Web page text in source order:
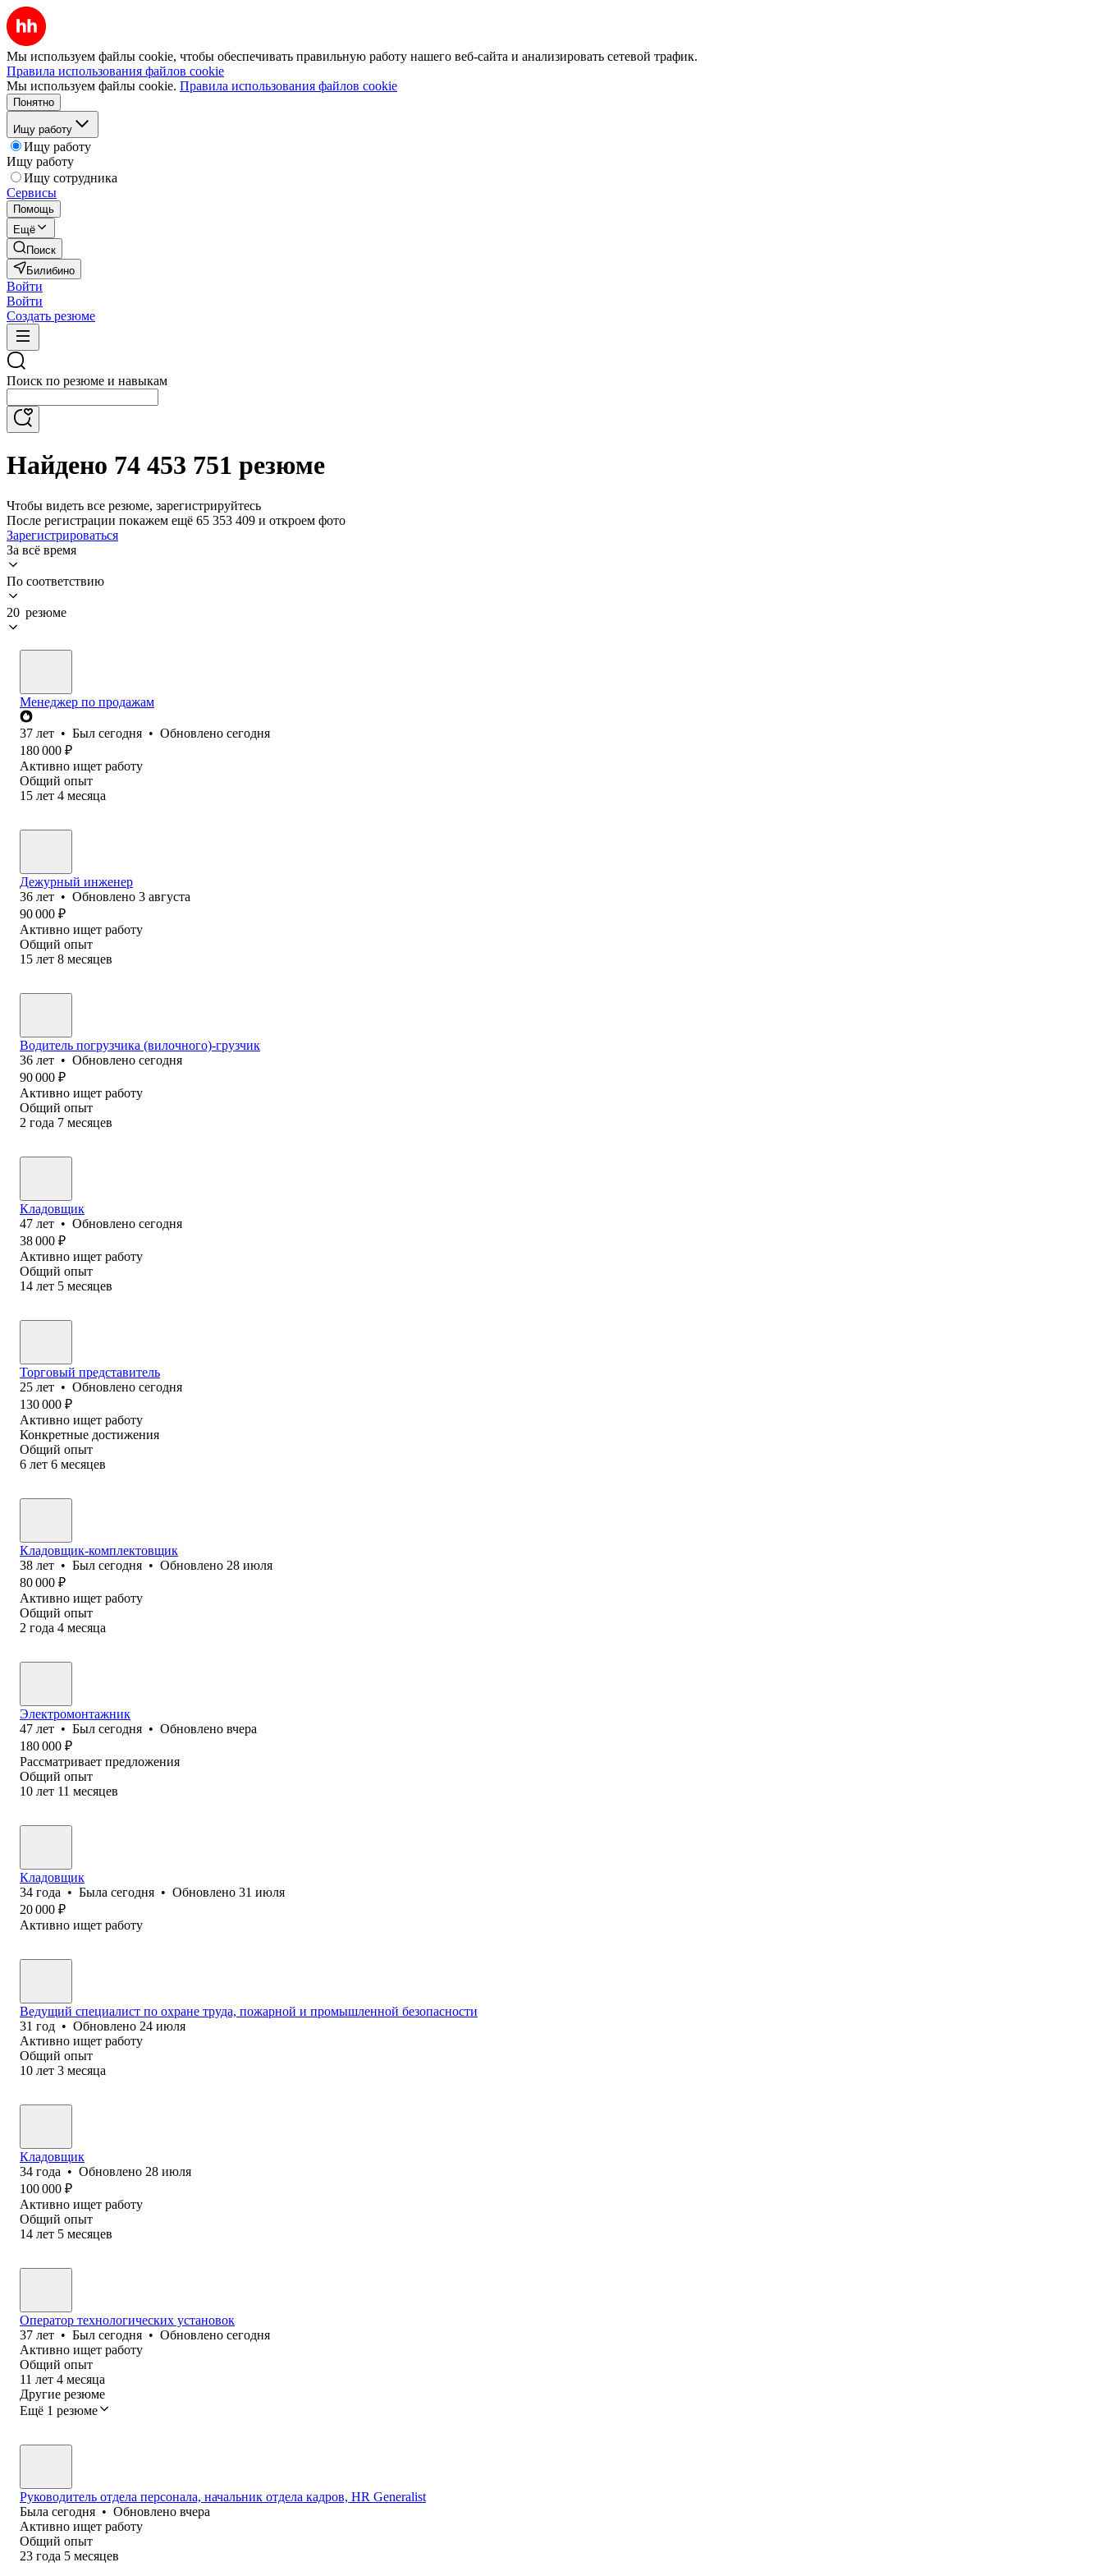
Мы используем файлы cookie, чтобы обеспечивать правильную работу нашего веб-сайта и анализировать сетевой трафик.
Правила использования файлов cookie
Мы используем файлы cookie. Правила использования файлов cookie
Понятно
Ищу работу
Ищу работу
Ищу работу
Ищу сотрудника
Сервисы
Помощь
Ещё
Поиск
Билибино
Войти
Войти
Создать резюме
Поиск по резюме и навыкам
Найдено 74 453 751 резюме
Чтобы видеть все резюме, зарегистрируйтесь
После регистрации покажем ещё 65 353 409 и откроем фото
Зарегистрироваться
За всё время
По соответствию
20 резюме
Менеджер по продажам
37 лет • Был сегодня • Обновлено сегодня
180 000 ₽
Активно ищет работу
Общий опыт
15 лет 4 месяца
Дежурный инженер
36 лет • Обновлено 3 августа
90 000 ₽
Активно ищет работу
Общий опыт
15 лет 8 месяцев
Водитель погрузчика (вилочного)-грузчик
36 лет • Обновлено сегодня
90 000 ₽
Активно ищет работу
Общий опыт
2 года 7 месяцев
Кладовщик
47 лет • Обновлено сегодня
38 000 ₽
Активно ищет работу
Общий опыт
14 лет 5 месяцев
Торговый представитель
25 лет • Обновлено сегодня
130 000 ₽
Активно ищет работу
Конкретные достижения
Общий опыт
6 лет 6 месяцев
Кладовщик-комплектовщик
38 лет • Был сегодня • Обновлено 28 июля
80 000 ₽
Активно ищет работу
Общий опыт
2 года 4 месяца
Электромонтажник
47 лет • Был сегодня • Обновлено вчера
180 000 ₽
Рассматривает предложения
Общий опыт
10 лет 11 месяцев
Кладовщик
34 года • Была сегодня • Обновлено 31 июля
20 000 ₽
Активно ищет работу
Ведущий специалист по охране труда, пожарной и промышленной безопасности
31 год • Обновлено 24 июля
Активно ищет работу
Общий опыт
10 лет 3 месяца
Кладовщик
34 года • Обновлено 28 июля
100 000 ₽
Активно ищет работу
Общий опыт
14 лет 5 месяцев
Оператор технологических установок
37 лет • Был сегодня • Обновлено сегодня
Активно ищет работу
Общий опыт
11 лет 4 месяца
Другие резюме
Ещё 1 резюме
Руководитель отдела персонала, начальник отдела кадров, HR Generalist
Была сегодня • Обновлено вчера
Активно ищет работу
Общий опыт
23 года 5 месяцев